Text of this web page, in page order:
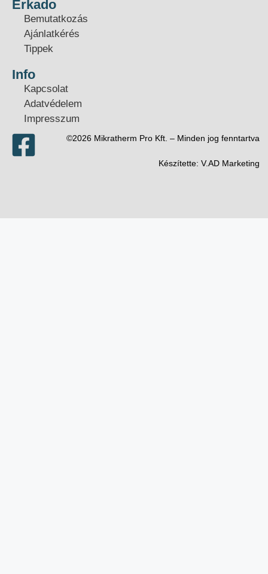
Erkado
Bemutatkozás
Ajánlatkérés
Tippek
Info
Kapcsolat
Adatvédelem
Impresszum
©2026 Mikratherm Pro Kft. – Minden jog fenntartva​
Készítette: V.AD Marketing